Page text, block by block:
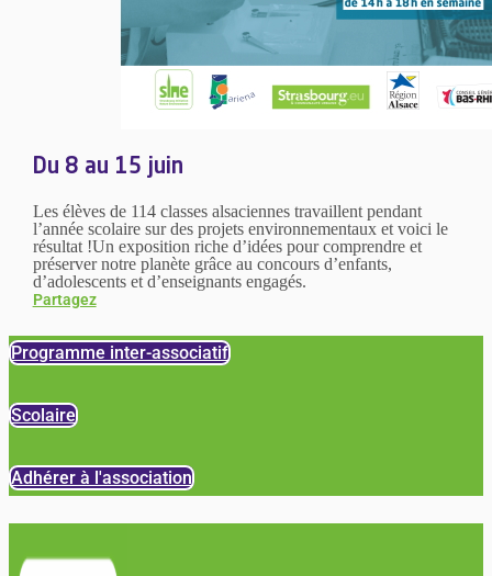
Du 8 au 15 juin
Les élèves de 114 classes alsaciennes travaillent pendant
l’année scolaire sur des projets environnementaux et voici le
résultat !Un exposition riche d’idées pour comprendre et
préserver notre planète grâce au concours d’enfants,
d’adolescents et d’enseignants engagés.
Partagez
Programme inter-associatif
Scolaire
Adhérer à l'association